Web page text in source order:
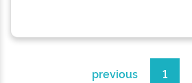
previous 1